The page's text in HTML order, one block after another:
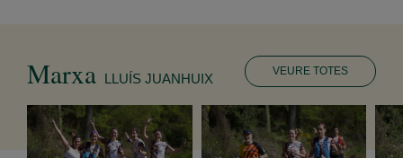
Marxa LLUÍS JUANHUIX VEURE TOTES